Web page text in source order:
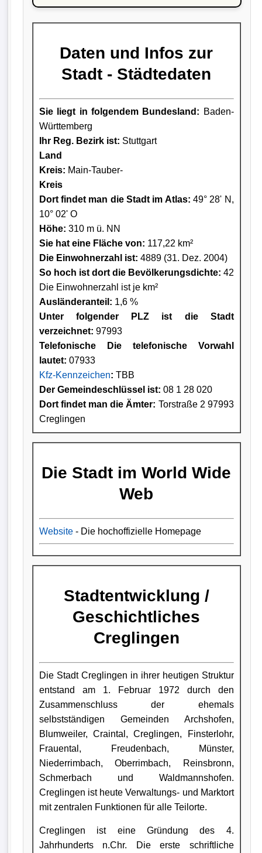
Daten und Infos zur
Stadt - Städtedaten
Sie liegt in folgendem Bundesland: Baden-
Württemberg
Ihr Reg. Bezirk ist: Stuttgart
Land
Kreis: Main-Tauber-
Kreis
Dort findet man die Stadt im Atlas: 49° 28' N,
10° 02' O
Höhe: 310 m ü. NN
Sie hat eine Fläche von: 117,22 km²
Die Einwohnerzahl ist: 4889 (31. Dez. 2004)
So hoch ist dort die Bevölkerungsdichte: 42
Die Einwohnerzahl ist je km²
Ausländeranteil: 1,6 %
Unter folgender PLZ ist die Stadt
verzeichnet: 97993
Telefonische Die telefonische Vorwahl
lautet: 07933
Kfz-Kennzeichen: TBB
Der Gemeindeschlüssel ist: 08 1 28 020
Dort findet man die Ämter: Torstraße 2 97993
Creglingen
Die Stadt im World Wide
Web
Website- Die hochoffizielle Homepage
Stadtentwicklung /
Geschichtliches
Creglingen
Die Stadt Creglingen in ihrer heutigen Struktur
entstand am 1. Februar 1972 durch den
Zusammenschluss der ehemals
selbstständigen Gemeinden Archshofen,
Blumweiler, Craintal, Creglingen, Finsterlohr,
Frauental, Freudenbach, Münster,
Niederrimbach, Oberrimbach, Reinsbronn,
Schmerbach und Waldmannshofen.
Creglingen ist heute Verwaltungs- und Marktort
mit zentralen Funktionen für alle Teilorte.
Creglingen ist eine Gründung des 4.
Jahrhunderts n.Chr. Die erste schriftliche